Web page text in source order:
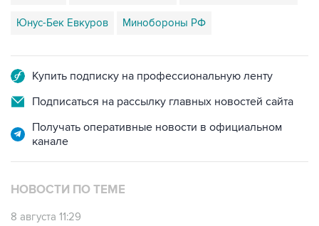
Юнус-Бек Евкуров Минобороны РФ
Купить подписку на профессиональную ленту
Подписаться на рассылку главных новостей сайта
Получать оперативные новости в официальном
канале
НОВОСТИ ПО ТЕМЕ
8 августа 11:29